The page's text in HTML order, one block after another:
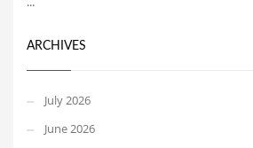
ARCHIVES
July 2026
June 2026